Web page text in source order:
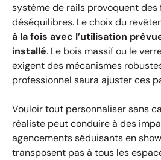
système de rails provoquent
déséquilibres. Le choix du
à la fois avec l’utilisation
installé. Le bois massif ou le
exigent des mécanismes
professionnel saura ajuster ces
Vouloir tout personnaliser sans
réaliste peut conduire à des
agencements séduisants en
transposent pas à tous les